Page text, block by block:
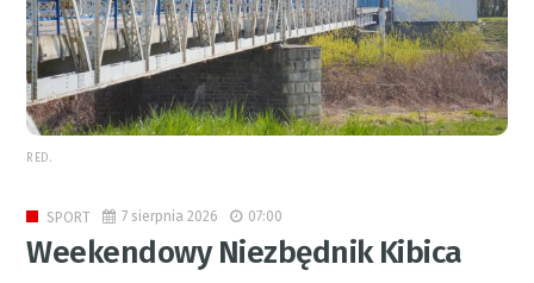
RED.
SPORT 7 sierpnia 2026 07:00
Weekendowy Niezbędnik Kibica